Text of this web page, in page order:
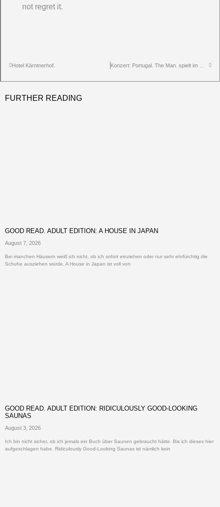
not regret it.
Hotel Kärntnerhof.
FURTHER READING
GOOD READ. ADULT EDITION: A HOUSE IN JAPAN
August 7, 2026
Bei manchen Häusern weiß ich nicht, ob ich sofort einziehen oder nur sehr ehrfürchtig die
Schuhe ausziehen würde. A House in Japan ist voll von
GOOD READ. ADULT EDITION: RIDICULOUSLY GOOD-LOOKING
SAUNAS
August 3, 2026
Ich bin nicht sicher, ob ich jemals ein Buch über Saunen gebraucht hätte. Bis ich dieses hier
aufgeschlagen habe. Ridiculously Good-Looking Saunas ist nämlich kein